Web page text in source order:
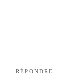
RÉPONDRE